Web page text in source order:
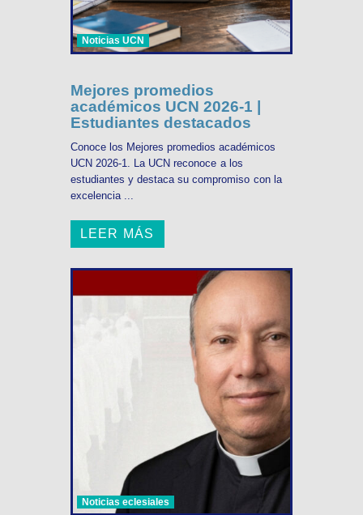
Noticias UCN
Mejores promedios
académicos UCN 2026-1 |
Estudiantes destacados
Conoce los Mejores promedios académicos
UCN 2026-1. La UCN reconoce a los
estudiantes y destaca su compromiso con la
excelencia ...
LEER MÁS
Noticias eclesiales